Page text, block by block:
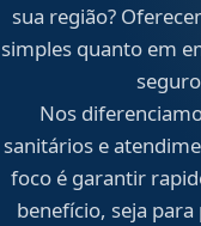
sua região?
simples quanto em
Nos
sanitários e
foco é garantir
benefício, seja